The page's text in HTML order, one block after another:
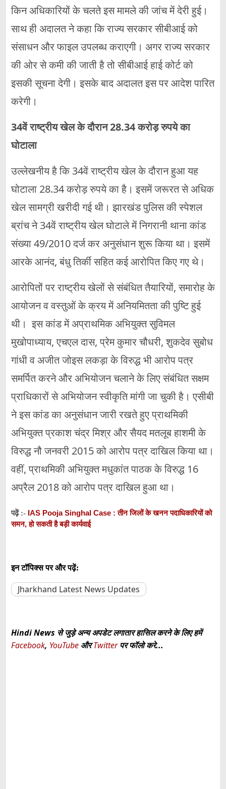
किन अधिकारियों के चलते इस मामले की जांच में देरी हुई।
साथ ही अदालत ने कहा कि राज्य सरकार सीबीआई को
संसाधन और फाइल उपलब्ध कराएगी। अगर राज्य सरकार
की ओर से कमी की जाती है तो सीबीआई हाई कोर्ट को
इसकी सूचना देगी। इसके बाद अदालत इस पर आदेश पारित
करेगी।
34वें राष्ट्रीय खेल के दौरान 28.34 करोड़ रुपये का
घोटाला
उल्लेखनीय है कि 34वें राष्ट्रीय खेल के दौरान हुआ यह
घोटाला 28.34 करोड़ रुपये का है। इसमें जरूरत से अधिक
खेल सामग्री खरीदी गई थी। झारखंड पुलिस की स्पेशल
ब्रांच ने 34वें राष्ट्रीय खेल घोटाले में निगरानी थाना कांड
संख्या 49/2010 दर्ज कर अनुसंधान शुरू किया था। इसमें
आरके आनंद, बंधु तिर्की सहित कई आरोपित किए गए थे।
आरोपितों पर राष्ट्रीय खेलों से संबंधित तैयारियों, समारोह के
आयोजन व वस्तुओं के क्रय में अनियमितता की पुष्टि हुई
थी। इस कांड में अप्राथमिक अभियुक्त सुविमल
मुखोपाध्याय, एचएल दास, प्रेम कुमार चौधरी, शुकदेव सुबोध
गांधी व अजीत जोइस लकड़ा के विरुद्ध भी आरोप पत्र
समर्पित करने और अभियोजन चलाने के लिए संबंधित सक्षम
प्राधिकारों से अभियोजन स्वीकृति मांगी जा चुकी है। एसीबी
ने इस कांड का अनुसंधान जारी रखते हुए प्राथमिकी
अभियुक्त प्रकाश चंद्र मिश्र और सैयद मतलूब हाशमी के
विरुद्ध नौ जनवरी 2015 को आरोप पत्र दाखिल किया था।
वहीं, प्राथमिकी अभियुक्त मधुकांत पाठक के विरुद्ध 16
अप्रैल 2018 को आरोप पत्र दाखिल हुआ था।
पढ़ें :- IAS Pooja Singhal Case : तीन जिलों के खनन पदाधिकारियों को
समन, हो सकती है बड़ी कार्यवाई
इन टॉपिक्स पर और पढ़ें:
Jharkhand Latest News Updates
Hindi News से जुड़े अन्य अपडेट लगातार हासिल करने के लिए हमें
Facebook, YouTube औरTwitterपर फॉलो करे...